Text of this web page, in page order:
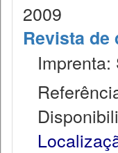
2009
Revista
Imprenta: